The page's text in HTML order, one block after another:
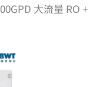
大流量 RO +